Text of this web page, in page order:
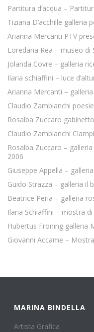
Partitura d’acqua –
Tiziana D’acchille galleria
Arianna Mercanti PTV
Loredana Rea – museo di
Jolanda Covre – galleria
Ilaria schiaffini – luce
Arianna Mercanti –
Claudio Zambianchi
Rosalba Zuccaro
Claudio Zambianchi
Rosalba Zuccaro –
2006
Giuseppe Appella –
Guido Strazza – galleria il
Beatrice Peria – galleria
Ilaria Schiaffini – mostra
Hubertus Froning galleria
Giovanni Accame –
MARINA BINDELLA
Artista Grafica